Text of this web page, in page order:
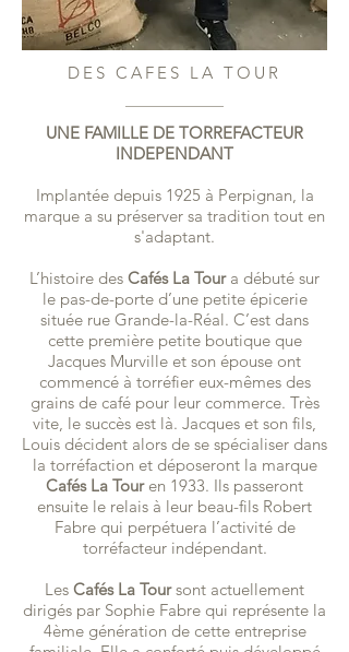
DES CAFES LA TOUR
UNE FAMILLE DE TORREFACTEUR
INDEPENDANT
Implantée depuis 1925 à Perpignan, la
marque a su préserver sa tradition tout en
s'adaptant.
L’histoire des Cafés La Toura débuté sur
le pas-de-porte d’une petite épicerie
située rue Grande-la-Réal. C’est dans
cette première petite boutique que
Jacques Murville et son épouse ont
commencé à torréfier eux-mêmes des
grains de café pour leur commerce. Très
vite, le succès est là. Jacques et son fils,
Louis décident alors de se spécialiser dans
la torréfaction et déposeront la marque
Cafés La Touren 1933. Ils passeront
ensuite le relais à leur beau-fils Robert
Fabre qui perpétuera l’activité de
torréfacteur indépendant.
Les Cafés La Toursont actuellement
dirigés par Sophie Fabre qui représente la
4ème génération de cette entreprise